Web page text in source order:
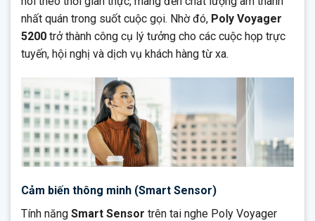
nhất quán trong suốt cuộc gọi. Nhờ đó, Poly Voyager
5200 trở thành công cụ lý tưởng cho các cuộc họp trực
tuyến, hội nghị và dịch vụ khách hàng từ xa.
Cảm biến thông minh (Smart Sensor)
Tính năng Smart Sensor trên tai nghe Poly Voyager